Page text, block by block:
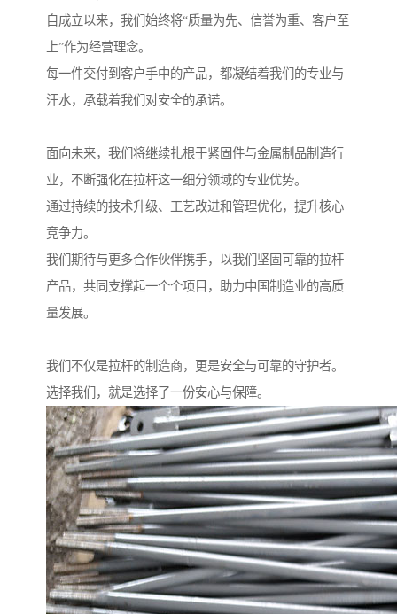
自成立以来，我们始终将“质量为先、信誉为重、客户至
上”作为经营理念。
每一件交付到客户手中的产品，都凝结着我们的专业与
汗水，承载着我们对安全的承诺。
面向未来，我们将继续扎根于紧固件与金属制品制造行
业，不断强化在拉杆这一细分领域的专业优势。
通过持续的技术升级、工艺改进和管理优化，提升核心
竞争力。
我们期待与更多合作伙伴携手，以我们坚固可靠的拉杆
产品，共同支撑起一个个项目，助力中国制造业的高质
量发展。
我们不仅是拉杆的制造商，更是安全与可靠的守护者。
选择我们，就是选择了一份安心与保障。